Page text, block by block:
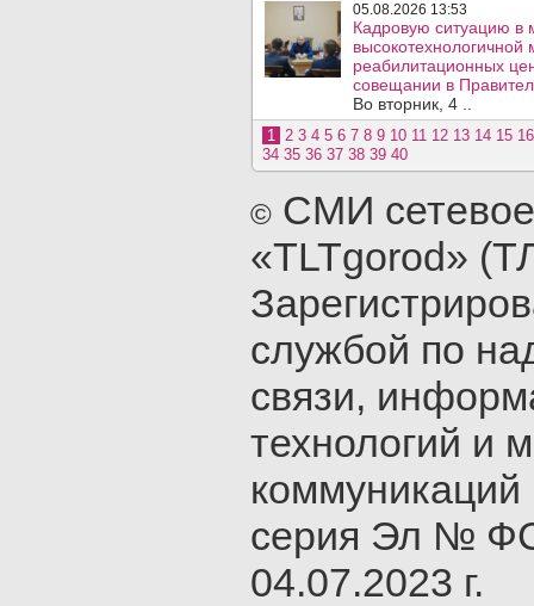
05.08.2026 13:53
Кадровую ситуацию в
реабилитационных
совещании в
Во вторник, 4 ..
1 2 3 4 5 6 7 8 9 10 11 12 13 14 15 16
34 35 36 37 38 39 40
© СМИ
«TLTgorod»
службой по
связи,
технологий и
серия Эл №
04.07.2023 г.